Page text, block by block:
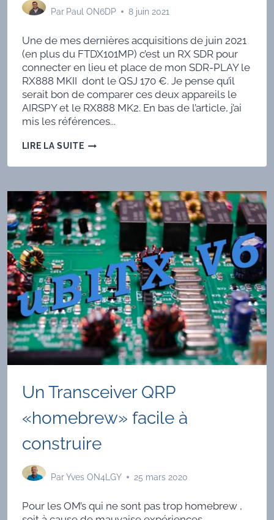
Par Paul ON6DP 8 juin 2021
Une de mes dernières acquisitions de juin 2021
(en plus du FTDX101MP) c’est un RX SDR pour
connecter en lieu et place de mon SDR-PLAY le
RX888 MKII dont le QSJ 170 €. Je pense qu’il
serait bon de comparer ces deux appareils le
AIRSPY et le RX888 MK2. En bas de l’article, j’ai
mis les références...
LIRE LA SUITELE
888
QSJ
DE
170
EUROS
Un Transceiver QRP
«homebrew» facile à
construire
Par Yves ON4LGY 25 mars 2020
Pour les OM’s qui ne sont pas trop homebrew ,